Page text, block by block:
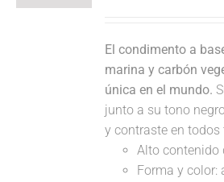
El condimento a
marina y carbón
única en el mundo.
junto a su tono
y contraste en todos
Alto contenido
Forma y color: